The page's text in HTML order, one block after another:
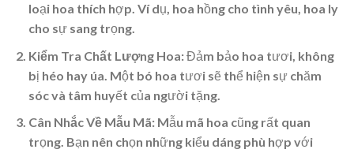
loại hoa thích hợp. Ví dụ, hoa hồng cho tình yêu, hoa ly
cho sự sang trọng.
Kiểm Tra Chất Lượng Hoa:Đảm bảo hoa tươi, không
bị héo hay úa. Một bó hoa tươi sẽ thể hiện sự chăm
sóc và tâm huyết của người tặng.
Cân Nhắc Về Mẫu Mã:Mẫu mã hoa cũng rất quan
trọng. Bạn nên chọn những kiểu dáng phù hợp với